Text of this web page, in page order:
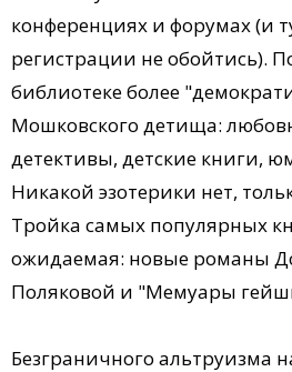
конференциях и форумах (и
регистрации не обойтись).
библиотеке более
Мошковского детища:
детективы, детские книги,
Никакой эзотерики нет,
Тройка самых популярных
ожидаемая: новые романы
Поляковой и "Мемуары
Безграничного альтруизма